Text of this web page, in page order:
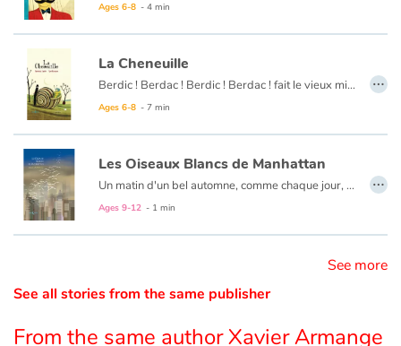
Contraste +
Help
Home
Family
Schools
Libraries
Videos & Tutorials
Ages 6-8 - 4 min
La Cheneuille
Berdic ! Berdac ! Berdic ! Berdac ! fait le vieux mille-pattes lorsqu'il marche... Pattes en bois, en plastique, que de la récupération ! Lorsqu'il était plus jeune, il faisait craquer toutes les mille-pattesses du pays mais il n'y prêtait guère attention. Un jour, une magnifique cheneuille jaune bien grasse, coiffée de bleu, croisa son chemin. Il sut immédiatement que c'était elle, l'amour de sa vie, sa reine, sa moitié...
Ages 6-8 - 7 min
…
Les Oiseaux Blancs de Manhattan
Un matin d'un bel automne, comme chaque jour, elle est partie dans un taxi jaune...
Ages 9-12 - 1 min
…
See more
See all stories from the same publisher
From the same author Xavier Armange